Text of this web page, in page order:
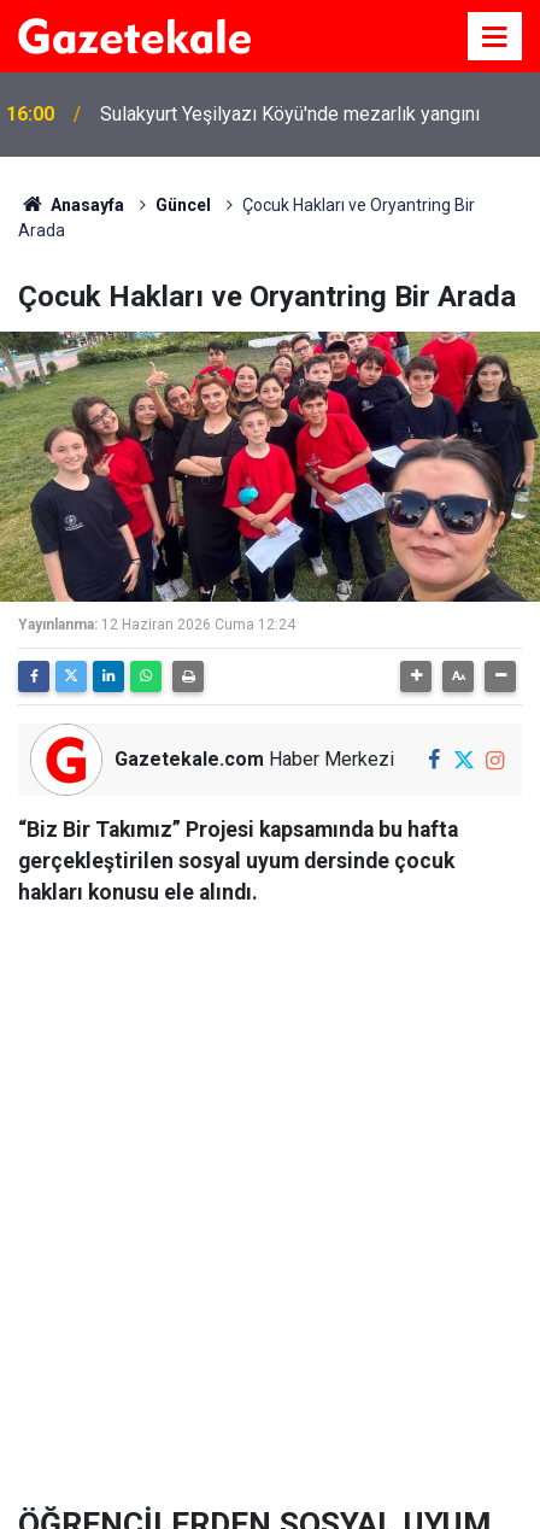
16:00 Sulakyurt Yeşilyazı Köyü'nde mezarlık yangını
Anasayfa Güncel
Çocuk Hakları ve Oryantring Bir
Arada
Çocuk Hakları ve Oryantring Bir Arada
Yayınlanma: 12 Haziran 2026 Cuma 12:24
Gazetekale.com Haber Merkezi
“Biz Bir Takımız” Projesi kapsamında bu hafta
gerçekleştirilen sosyal uyum dersinde çocuk
hakları konusu ele alındı.